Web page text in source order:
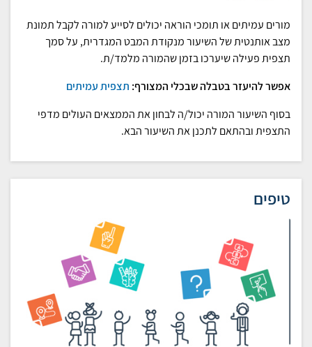
מורים עמיתים או תומכי הוראה יכולים לסייע למורה לקבל תמונת
מצב אותנטית של השיעור מנקודת המבט המגדרית, על סמך
תצפית פעילה שיערכו בזמן שהמורה מלמד/ת.
אפשר להיעזר בטבלה שבכלי המצורף: תצפית עמיתים
בסוף השיעור המורה יכול/ה לבחון את הממצאים העולים מדפי
התצפית ובהתאם לתכנן את השיעור הבא.
טיפים